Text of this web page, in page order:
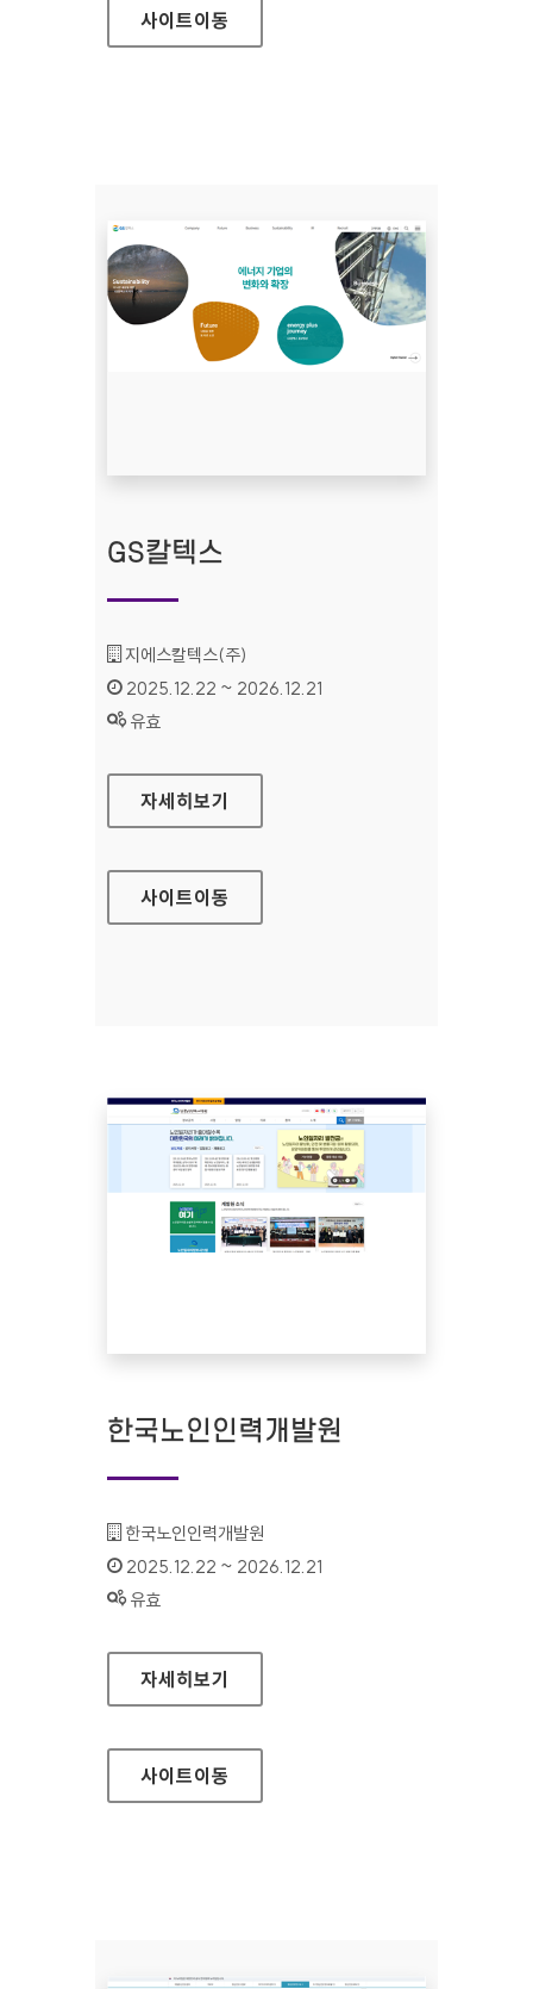
사이트이동
GS칼텍스
기관명 :
지에스칼텍스(주)
인증기간 :
2025.12.22 ~ 2026.12.21
상태 :
유효
GS칼텍스
자세히보기
사이트이동
한국노인인력개발원
기관명 :
한국노인인력개발원
인증기간 :
2025.12.22 ~ 2026.12.21
상태 :
유효
한국노인인력개발원
자세히보기
사이트이동